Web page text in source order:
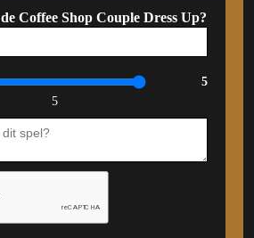
Coffee Shop Couple Dress Up?
5
5